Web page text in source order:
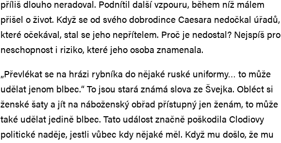
příliš dlouho neradoval. Podnítil další vzpouru, během níž málem
přišel o život. Když se od svého dobrodince Caesara nedočkal úřadů,
které očekával, stal se jeho nepřítelem. Proč je nedostal? Nejspíš pro
neschopnost i riziko, které jeho osoba znamenala.
„Převlékat se na hrázi rybníka do nějaké ruské uniformy… to může
udělat jenom blbec.“ To jsou stará známá slova ze Švejka. Obléct si
ženské šaty a jít na náboženský obřad přístupný jen ženám, to může
také udělat jedině blbec. Tato událost značně poškodila Clodiovy
politické naděje, jestli vůbec kdy nějaké měl. Když mu došlo, že mu